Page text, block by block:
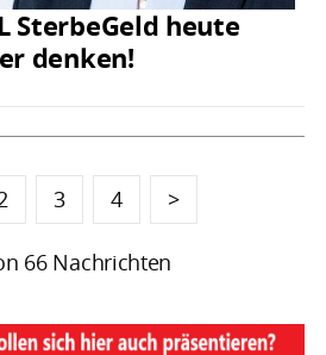
SterbeGeld heute
denken!
3 4 >
66 Nachrichten